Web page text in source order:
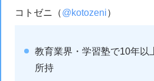
コトゼニ（@kotozeni）
教育業界・学習塾で10年以
所持